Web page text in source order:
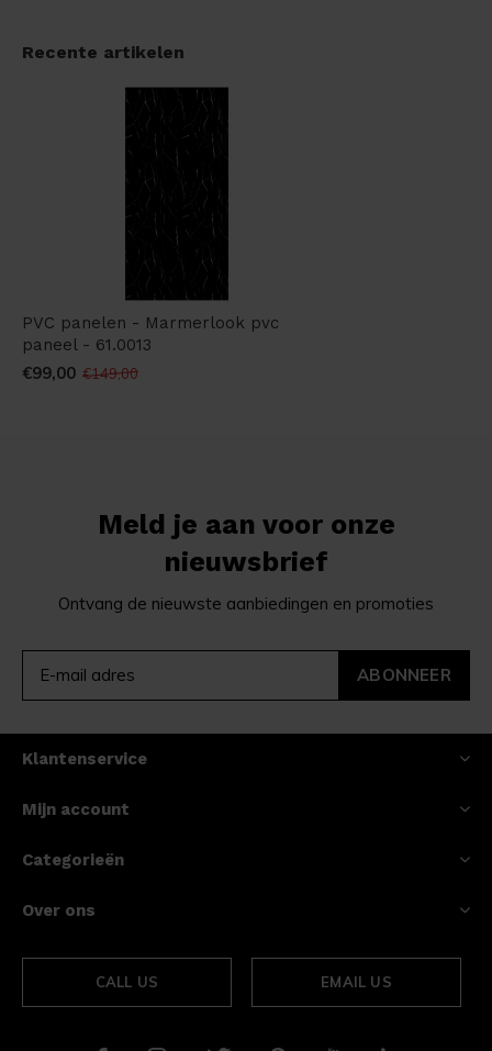
Recente artikelen
PVC panelen - Marmerlook pvc
paneel - 61.0013
€99,00 €149,00
Meld je aan voor onze
nieuwsbrief
Ontvang de nieuwste aanbiedingen en promoties
ABONNEER
Klantenservice
Mijn account
Categorieën
Over ons
CALL US EMAIL US